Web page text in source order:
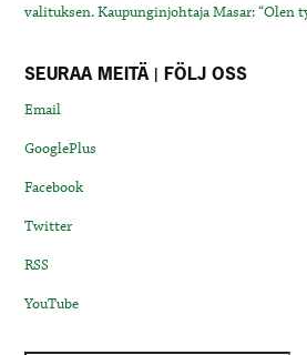
valituksen. Kaupunginjohtaja Masar: “Olen
SEURAA MEITÄ | FÖLJ OSS
Email
GooglePlus
Facebook
Twitter
RSS
YouTube